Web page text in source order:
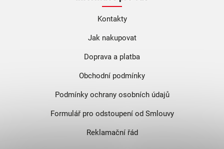
Kontakty
Jak nakupovat
Doprava a platba
Obchodní podmínky
Podmínky ochrany osobních údajů
Formulář pro odstoupení od Smlouvy
Reklamační řád